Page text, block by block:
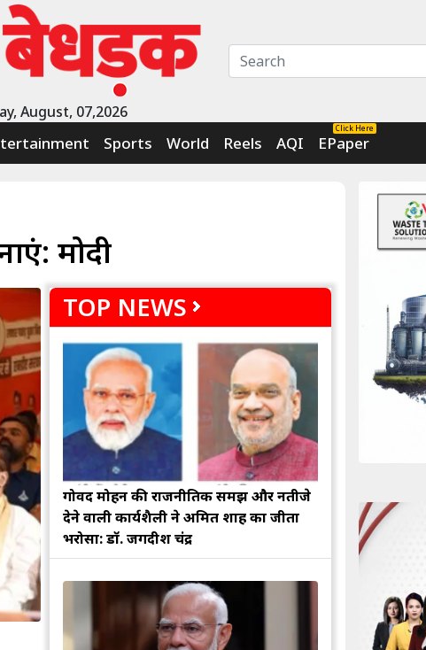
August, 07,2026
Sports World Reels AQI
Click Here
EPaper
मोदी
TOP NEWS
गोविंद मोहन की राजनीतिक समझ और नतीजे
देने वाली कार्यशैली ने अमित शाह का जीता
भरोसा: डॉ. जगदीश चंद्र